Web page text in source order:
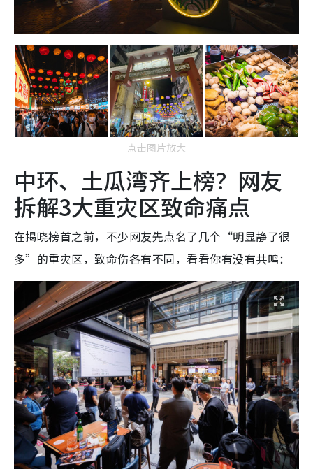
点击图片放大
中环、土瓜湾齐上榜？网友
拆解3大重灾区致命痛点
在揭晓榜首之前，不少网友先点名了几个“明显静了很
多”的重灾区，致命伤各有不同，看看你有没有共鸣：